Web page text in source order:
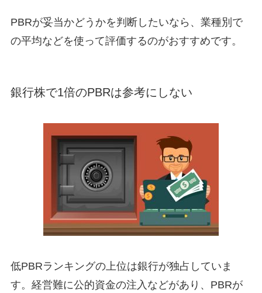
PBRが妥当かどうかを判断したいなら、業種別で
の平均などを使って評価するのがおすすめです。
銀行株で1倍のPBRは参考にしない
低PBRランキングの上位は銀行が独占していま
す。 経営難に公的資金の注入などがあり、PBRが